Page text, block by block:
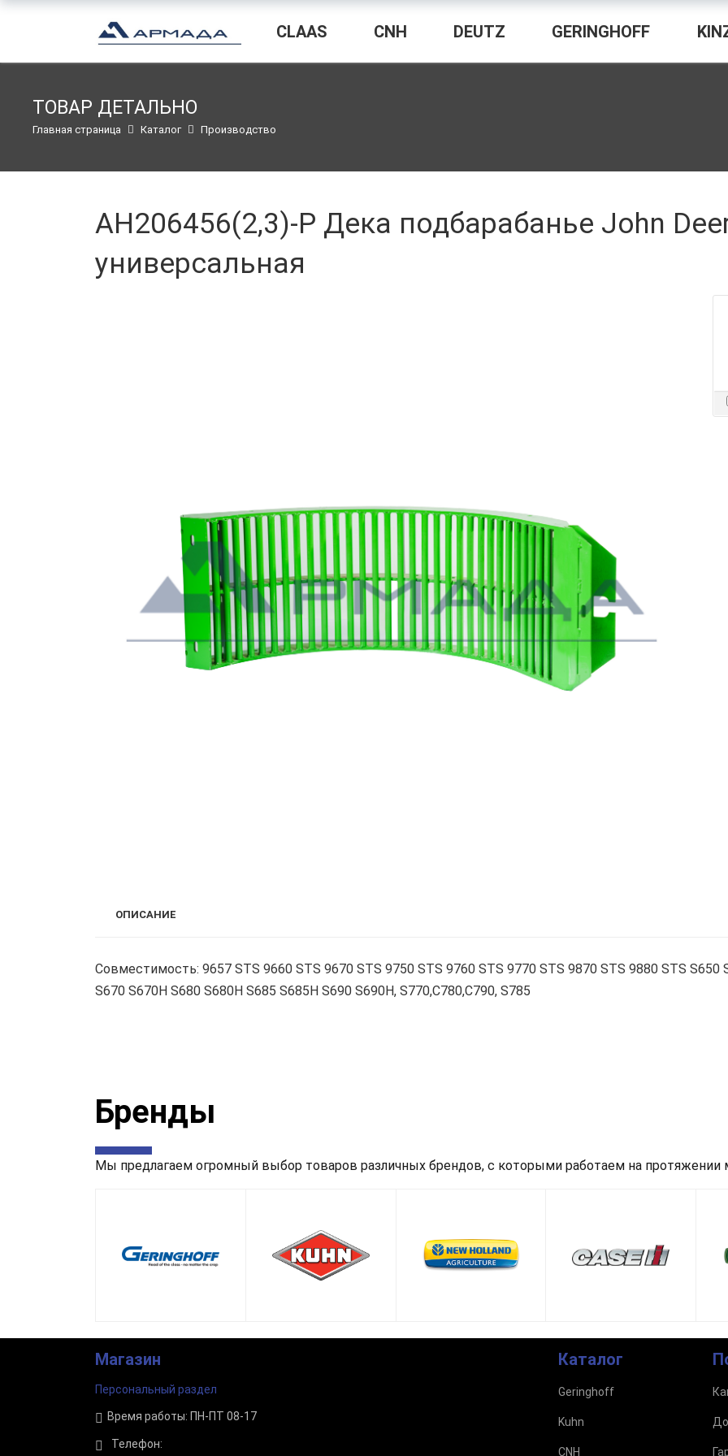
CLAAS CNH DEUTZ GERINGHOFF
ТОВАР ДЕТАЛЬНО
Главная страница Каталог Производство
AH206456(2,3)-P Дека подбарабанье John
универсальная
ОПИСАНИЕ
Совместимость: 9657 STS 9660 STS 9670 STS 9750 STS 9760 STS 9770 STS 9870 STS 9880 STS S650
S670 S670H S680 S680H S685 S685H S690 S690H, S770,С780,С790, S785
Бренды
Мы предлагаем огромный выбор товаров различных брендов, с которыми работаем на протяжении
Магазин
Персональный раздел
Время работы: ПН-ПТ 08-17
Телефон:
Каталог
Geringhoff
Kuhn
CNH